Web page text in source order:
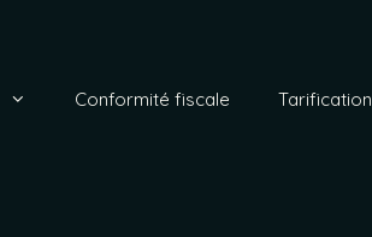
Conformité fiscale Tarification